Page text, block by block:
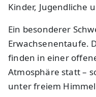
Kinder, Jugendliche
Ein besonderer
Erwachsenentaufe.
finden in einer
Atmosphäre statt –
unter freiem